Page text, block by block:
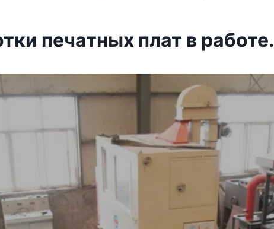
печатных плат в работе.